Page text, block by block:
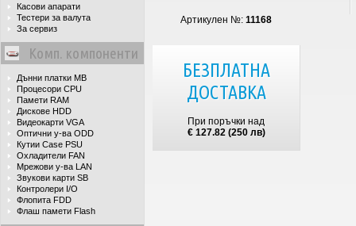
Касови апарати
Тестери за валута
За сервиз
Комп. компоненти
Дънни платки MB
Процесори CPU
Памети RAM
Дискове HDD
Видеокарти VGA
Оптични у-ва ODD
Кутии Case PSU
Охладители FAN
Мрежови у-ва LAN
Звукови карти SB
Контролери I/O
Флопита FDD
Флаш памети Flash
Артикулен №: 11168
БЕЗПЛАТНА
ДОСТАВКА
При поръчки над
€ 127.82 (250 лв)